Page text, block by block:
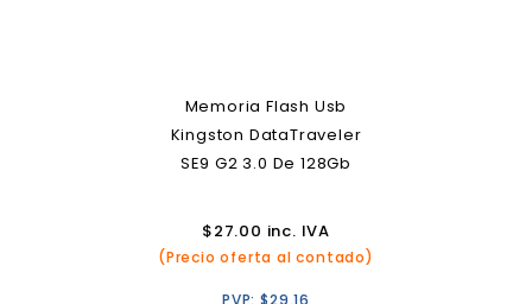
Memoria Flash Usb
Kingston DataTraveler
SE9 G2 3.0 De 128Gb
$27.00 inc. IVA
(Precio oferta al contado)
PVP:$29.16